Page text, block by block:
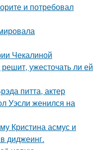
и потребовал
Чекалиной
ужесточать ли ей
питта, актер
Уэсли женился на
Кристина асмус и
диджеинг.